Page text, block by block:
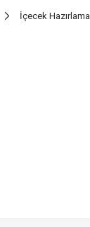
İçecek Hazırlama